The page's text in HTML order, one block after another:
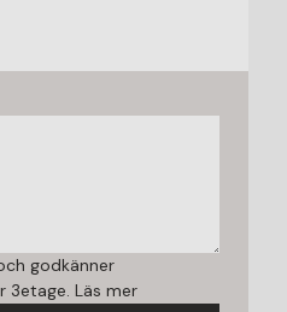
godkänner
3etage. Läs mer